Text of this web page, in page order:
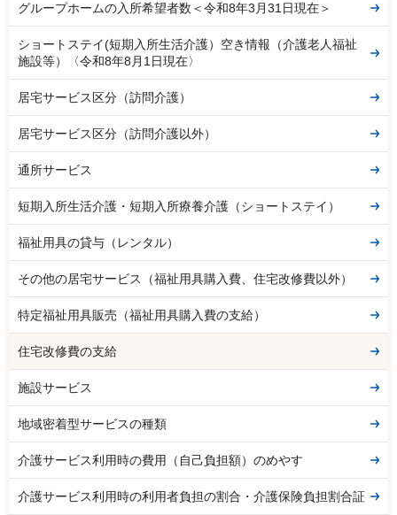
グループホームの入所希望者数＜令和8年3月31日現在＞
ショートステイ(短期入所生活介護）空き情報（介護老人福祉
施設等）〈令和8年8月1日現在〉
居宅サービス区分（訪問介護）
居宅サービス区分（訪問介護以外）
通所サービス
短期入所生活介護・短期入所療養介護（ショートステイ）
福祉用具の貸与（レンタル）
その他の居宅サービス（福祉用具購入費、住宅改修費以外）
特定福祉用具販売（福祉用具購入費の支給）
住宅改修費の支給
施設サービス
地域密着型サービスの種類
介護サービス利用時の費用（自己負担額）のめやす
介護サービス利用時の利用者負担の割合・介護保険負担割合証